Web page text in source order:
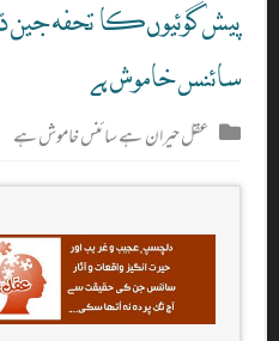
پیش گوئیوں کا تحفہ
سائنس خاموش ہے
عقل حیران ہے سائنس خاموش ہے